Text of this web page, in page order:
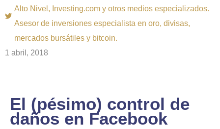
Alto Nivel, Investing.com y otros medios especializados.
Asesor de inversiones especialista en oro, divisas,
mercados bursátiles y bitcoin.
1 abril, 2018
El (pésimo) control de
daños en Facebook